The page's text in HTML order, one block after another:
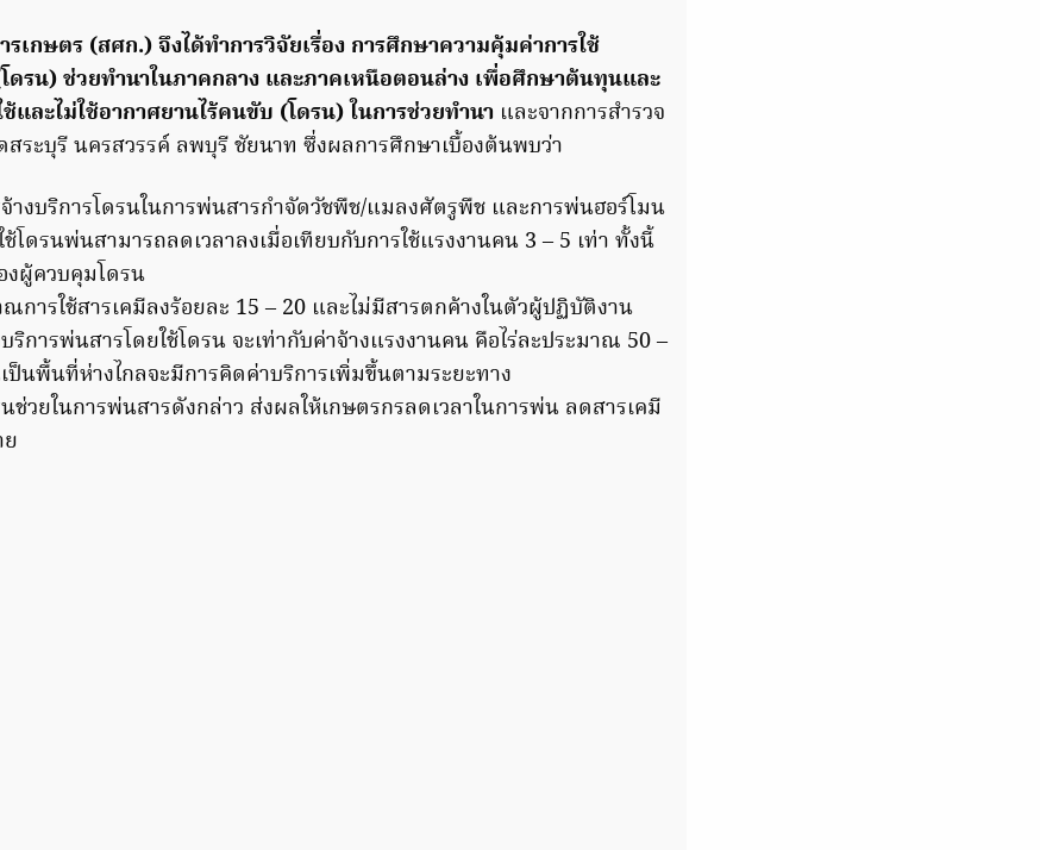
เกษตร (สศก.) จึงได้ทำการวิจัยเรื่อง การศึกษาความคุ้มค่าการใช้
ดรน) ช่วยทำนาในภาคกลาง และภาคเหนือตอนล่าง เพื่อศึกษาต้นทุนและ
ละไม่ใช้อากาศยานไร้คนขับ (โดรน) ในการช่วยทำนา และจากการสำรวจ
ระบุรี นครสวรรค์ ลพบุรี ชัยนาท ซึ่งผลการศึกษาเบื้องต้นพบว่า
างบริการโดรนในการพ่นสารกำจัดวัชพืช/แมลงศัตรูพืช และการพ่นฮอร์โมน
ช้โดรนพ่นสามารถลดเวลาลงเมื่อเทียบกับการใช้แรงงานคน 3 – 5 เท่า ทั้งนี้
ผู้ควบคุมโดรน
การใช้สารเคมีลงร้อยละ 15 – 20 และไม่มีสารตกค้างในตัวผู้ปฏิบัติงาน
ริการพ่นสารโดยใช้โดรน จะเท่ากับค่าจ้างแรงงานคน คือไร่ละประมาณ 50 –
นพื้นที่ห่างไกลจะมีการคิดค่าบริการเพิ่มขึ้นตามระยะทาง
ช่วยในการพ่นสารดังกล่าว ส่งผลให้เกษตรกรลดเวลาในการพ่น ลดสารเคมี